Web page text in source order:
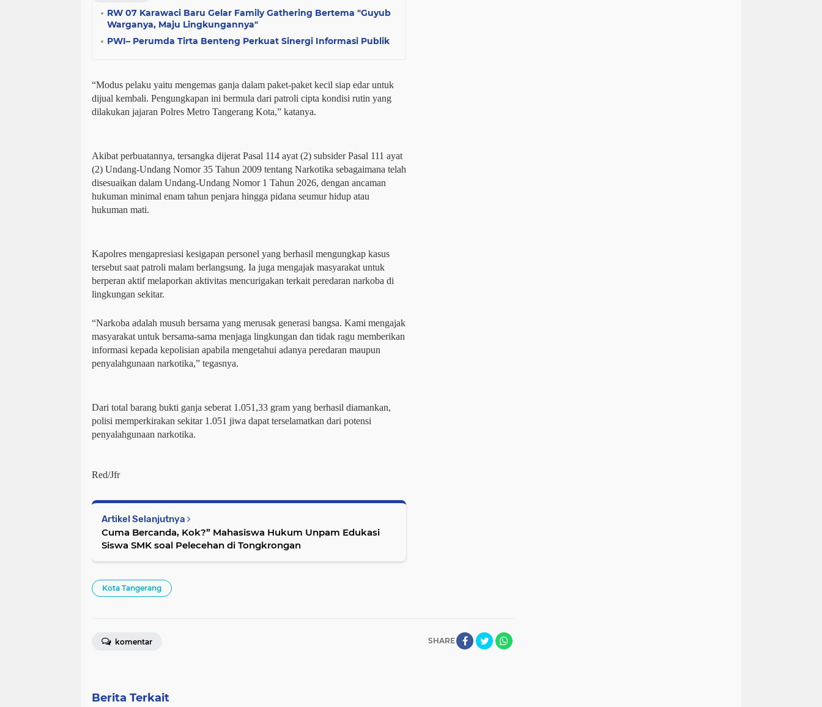
RW 07 Karawaci Baru Gelar Family Gathering Bertema "Guyub
Warganya, Maju Lingkungannya"
PWI– Perumda Tirta Benteng Perkuat Sinergi Informasi Publik
“Modus pelaku yaitu mengemas ganja dalam paket-paket kecil siap edar untuk
dijual kembali. Pengungkapan ini bermula dari patroli cipta kondisi rutin yang
dilakukan jajaran Polres Metro Tangerang Kota,” katanya.
Akibat perbuatannya, tersangka dijerat Pasal 114 ayat (2) subsider Pasal 111 ayat
(2) Undang-Undang Nomor 35 Tahun 2009 tentang Narkotika sebagaimana telah
disesuaikan dalam Undang-Undang Nomor 1 Tahun 2026, dengan ancaman
hukuman minimal enam tahun penjara hingga pidana seumur hidup atau
hukuman mati.
Kapolres mengapresiasi kesigapan personel yang berhasil mengungkap kasus
tersebut saat patroli malam berlangsung. Ia juga mengajak masyarakat untuk
berperan aktif melaporkan aktivitas mencurigakan terkait peredaran narkoba di
lingkungan sekitar.
“Narkoba adalah musuh bersama yang merusak generasi bangsa. Kami mengajak
masyarakat untuk bersama-sama menjaga lingkungan dan tidak ragu memberikan
informasi kepada kepolisian apabila mengetahui adanya peredaran maupun
penyalahgunaan narkotika,” tegasnya.
Dari total barang bukti ganja seberat 1.051,33 gram yang berhasil diamankan,
polisi memperkirakan sekitar 1.051 jiwa dapat terselamatkan dari potensi
penyalahgunaan narkotika.
Red/Jfr
Artikel Selanjutnya
Cuma Bercanda, Kok?” Mahasiswa Hukum Unpam Edukasi
Siswa SMK soal Pelecehan di Tongkrongan
Kota Tangerang
SHARE
komentar
Berita Terkait